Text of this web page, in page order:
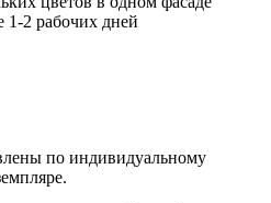
1-2 рабочих дней
по индивидуальному